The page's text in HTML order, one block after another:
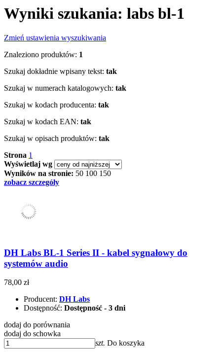
Wyniki szukania: labs bl-1
Zmień ustawienia wyszukiwania
Znaleziono produktów: 1
Szukaj dokładnie wpisany tekst: tak
Szukaj w numerach katalogowych: tak
Szukaj w kodach producenta: tak
Szukaj w kodach EAN: tak
Szukaj w opisach produktów: tak
Strona 1
Wyświetlaj wg
Wyników na stronie: 50 100 150
zobacz szczegóły
DH Labs BL-1 Series II - kabel sygnałowy do
systemów audio
78,00 zł
Producent: DH Labs
Dostępność: Dostępność - 3 dni
dodaj do porównania
dodaj do schowka
szt. Do koszyka